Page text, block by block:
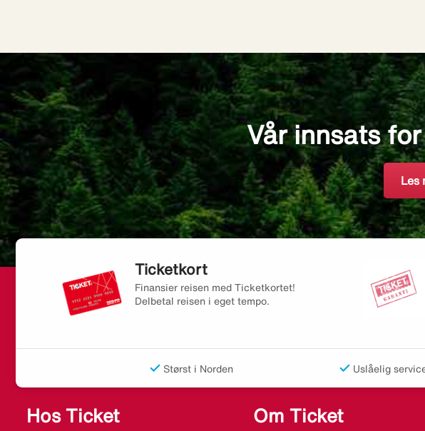
Vår innsats
Les
Ticketkort
Finansier reisen med Ticketkortet!
Delbetal reisen i eget tempo.
Størst i Norden Uslåelig
Hos Ticket Om Ticket